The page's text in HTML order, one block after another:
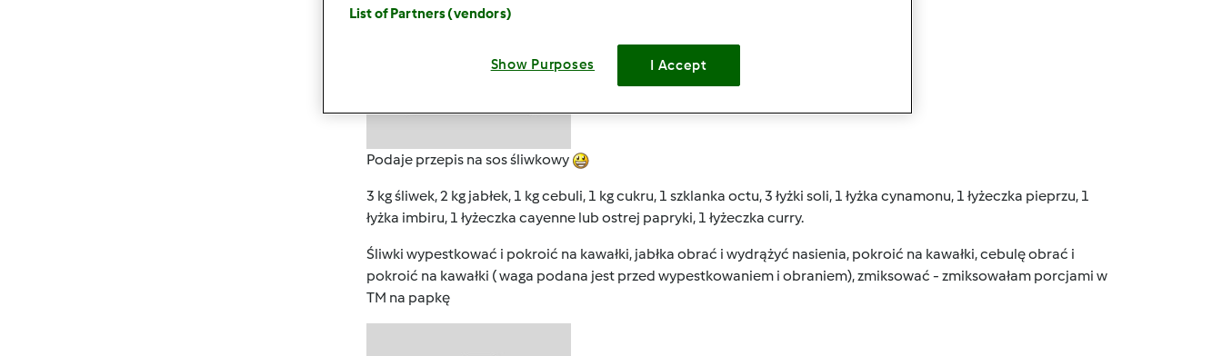
Smile
Podaje przepis na sos śliwkowy
3 kg śliwek, 2 kg jabłek, 1 kg cebuli, 1 kg cukru, 1 szklanka octu, 3 łyżki soli, 1 łyżka cynamonu, 1 łyżeczka pieprzu, 1
łyżka imbiru, 1 łyżeczka cayenne lub ostrej papryki, 1 łyżeczka curry.
Śliwki wypestkować i pokroić na kawałki, jabłka obrać i wydrążyć nasienia, pokroić na kawałki, cebulę obrać i
pokroić na kawałki ( waga podana jest przed wypestkowaniem i obraniem), zmiksować - zmiksowałam porcjami w
TM na papkę
List of Partners (vendors)
Show Purposes I Accept